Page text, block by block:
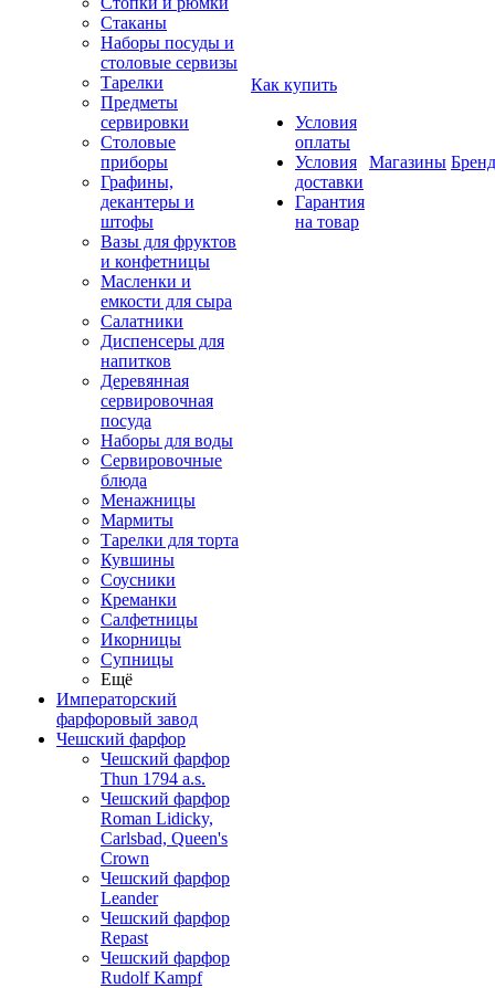
Стаканы
Наборы посуды и
столовые сервизы
Тарелки
Предметы
сервировки
Столовые
приборы
Графины,
декантеры и
штофы
Вазы для фруктов
и конфетницы
Масленки и
емкости для сыра
Салатники
Диспенсеры для
напитков
Деревянная
сервировочная
посуда
Наборы для воды
Сервировочные
блюда
Менажницы
Мармиты
Тарелки для торта
Кувшины
Соусники
Креманки
Салфетницы
Икорницы
Супницы
Ещё
Императорский
фарфоровый завод
Чешский фарфор
Чешский фарфор
Thun 1794 a.s.
Чешский фарфор
Roman Lidicky,
Carlsbad, Queen's
Crown
Чешский фарфор
Leander
Чешский фарфор
Repast
Чешский фарфор
Rudolf Kampf
Как купить
Условия
оплаты
Условия
доставки
Гарантия
на товар
Магазины